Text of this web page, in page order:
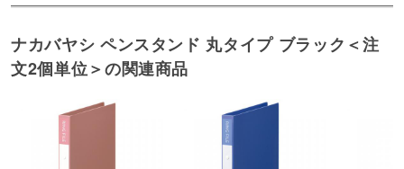
ナカバヤシ ペンスタンド 丸タイプ ブラック＜注
文2個単位＞の関連商品